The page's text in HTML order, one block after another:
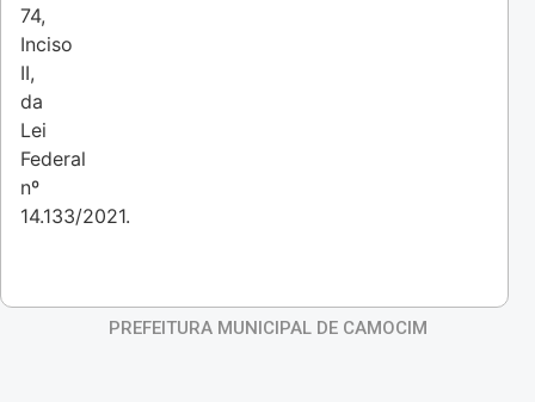
74,
Inciso
II,
da
Lei
Federal
nº
14.133/2021.
PREFEITURA MUNICIPAL DE CAMOCIM